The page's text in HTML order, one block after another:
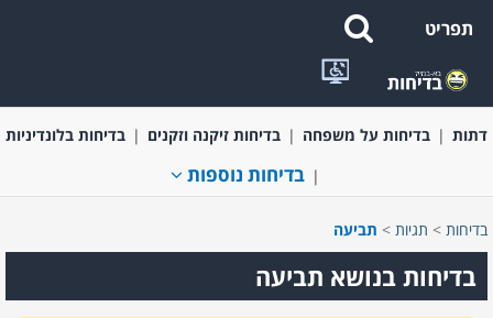
תפריט
בדיחות קצרות ומשפטים מצחיקים
דתות
בדיחות על משפחה בדיחות זיקנה וזקנים בדיחות בלונדיניות
בדיחות נוספות
בדיחות > תגיות > תביעה
בדיחות בנושא תביעה